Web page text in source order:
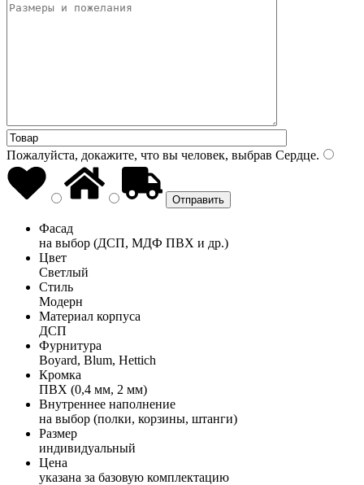
Пожалуйста, докажите, что вы человек, выбрав Сердце.
Фасад
на выбор (ДСП, МДФ ПВХ и др.)
Цвет
Светлый
Стиль
Модерн
Материал корпуса
ДСП
Фурнитура
Boyard, Blum, Hettich
Кромка
ПВХ (0,4 мм, 2 мм)
Внутреннее наполнение
на выбор (полки, корзины, штанги)
Размер
индивидуальный
Цена
указана за базовую комплектацию